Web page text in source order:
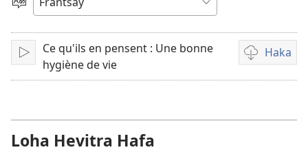
Fiteny
Handefa
Ce qu'ils en pensent : Une bonne
hygiène de vie
Haka
Fandikana
video
Loha Hevitra Hafa